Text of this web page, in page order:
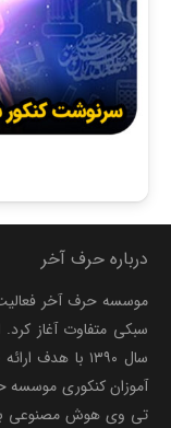
درباره حرف آخر
موسسه حرف آخر فعالیت
سبکی متفاوت آغاز کرد.
سال ۱۳۹۰ با
آموزان کنکوری موسسه
تی وی هوش مصنوعی به